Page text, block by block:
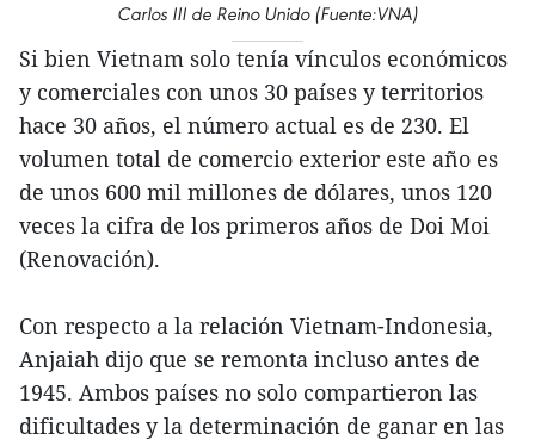
Carlos III de Reino Unido (Fuente:VNA)
Si bien Vietnam solo tenía vínculos económicos
y comerciales con unos 30 países y territorios
hace 30 años, el número actual es de 230. El
volumen total de comercio exterior este año es
de unos 600 mil millones de dólares, unos 120
veces la cifra de los primeros años de Doi Moi
(Renovación).
Con respecto a la relación Vietnam-Indonesia,
Anjaiah dijo que se remonta incluso antes de
1945. Ambos países no solo compartieron las
dificultades y la determinación de ganar en las